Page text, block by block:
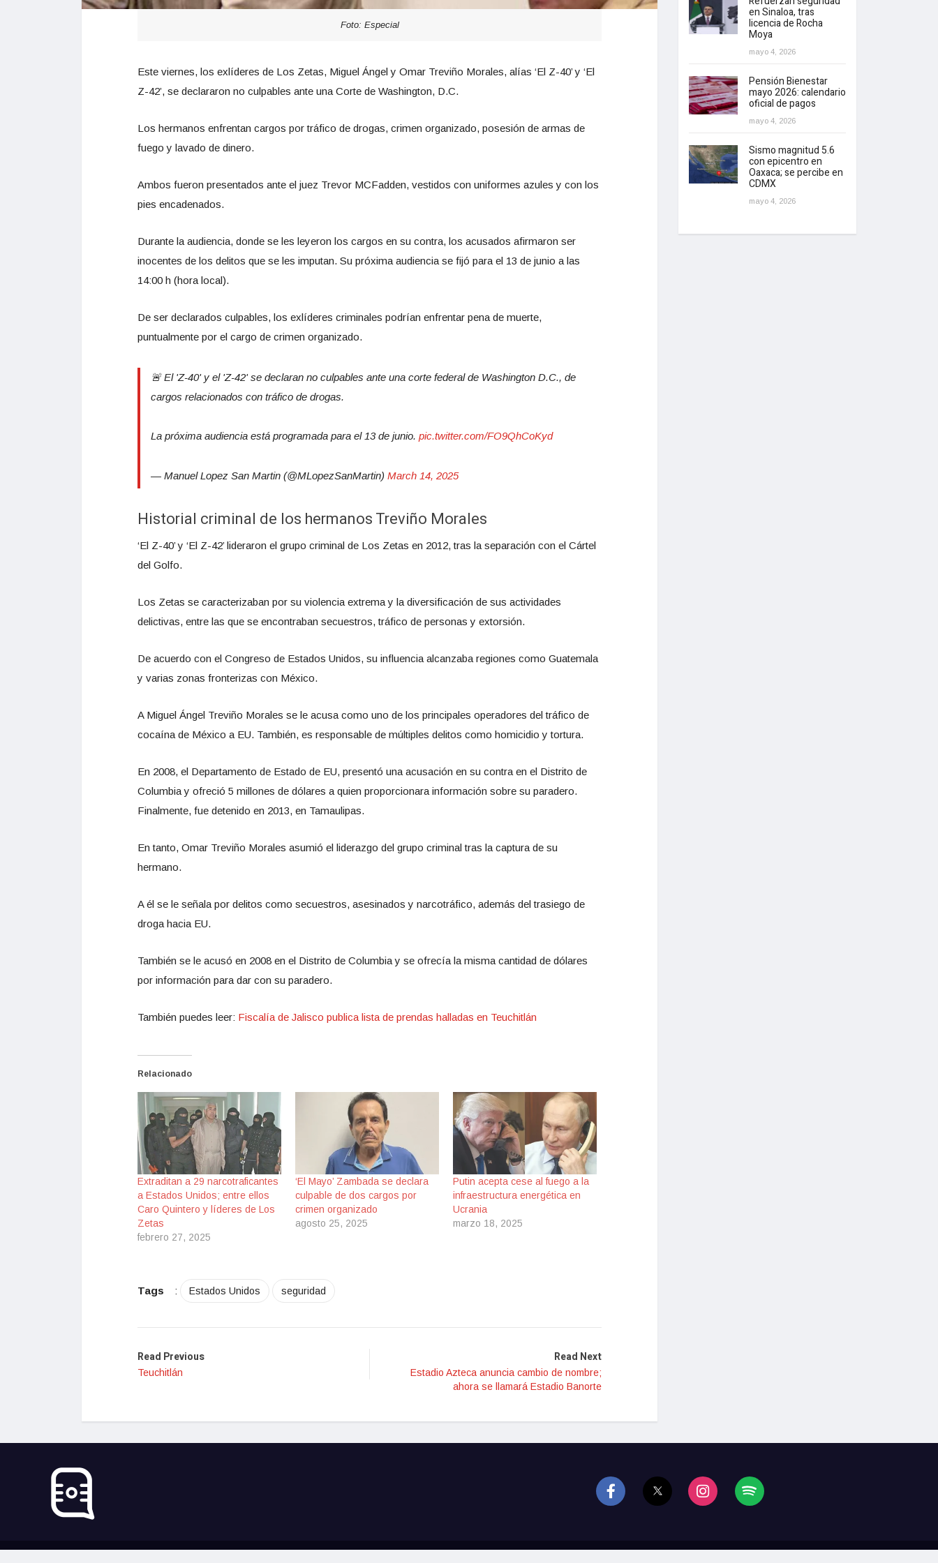
Foto: Especial
Este viernes, los exlíderes de Los Zetas, Miguel Ángel y Omar Treviño Morales, alías ‘El Z-40’ y ‘El
Z-42’, se declararon no culpables ante una Corte de Washington, D.C.
Los hermanos enfrentan cargos por tráfico de drogas, crimen organizado, posesión de armas de
fuego y lavado de dinero.
Ambos fueron presentados ante el juez Trevor MCFadden, vestidos con uniformes azules y con los
pies encadenados.
Durante la audiencia, donde se les leyeron los cargos en su contra, los acusados afirmaron ser
inocentes de los delitos que se les imputan. Su próxima audiencia se fijó para el 13 de junio a las
14:00 h (hora local).
De ser declarados culpables, los exlíderes criminales podrían enfrentar pena de muerte,
puntualmente por el cargo de crimen organizado.
🚨 El 'Z-40' y el 'Z-42' se declaran no culpables ante una corte federal de Washington D.C., de
cargos relacionados con tráfico de drogas.
La próxima audiencia está programada para el 13 de junio. pic.twitter.com/FO9QhCoKyd
— Manuel Lopez San Martin (@MLopezSanMartin) March 14, 2025
Historial criminal de los hermanos Treviño Morales
‘El Z-40’ y ‘El Z-42’ lideraron el grupo criminal de Los Zetas en 2012, tras la separación con el Cártel
del Golfo.
Los Zetas se caracterizaban por su violencia extrema y la diversificación de sus actividades
delictivas, entre las que se encontraban secuestros, tráfico de personas y extorsión.
De acuerdo con el Congreso de Estados Unidos, su influencia alcanzaba regiones como Guatemala
y varias zonas fronterizas con México.
A Miguel Ángel Treviño Morales se le acusa como uno de los principales operadores del tráfico de
cocaína de México a EU. También, es responsable de múltiples delitos como homicidio y tortura.
En 2008, el Departamento de Estado de EU, presentó una acusación en su contra en el Distrito de
Columbia y ofreció 5 millones de dólares a quien proporcionara información sobre su paradero.
Finalmente, fue detenido en 2013, en Tamaulipas.
En tanto, Omar Treviño Morales asumió el liderazgo del grupo criminal tras la captura de su
hermano.
A él se le señala por delitos como secuestros, asesinados y narcotráfico, además del trasiego de
droga hacia EU.
También se le acusó en 2008 en el Distrito de Columbia y se ofrecía la misma cantidad de dólares
por información para dar con su paradero.
También puedes leer: Fiscalía de Jalisco publica lista de prendas halladas en Teuchitlán
Relacionado
Extraditan a 29 narcotraficantes
a Estados Unidos; entre ellos
Caro Quintero y líderes de Los
Zetas
febrero 27, 2025
‘El Mayo’ Zambada se declara
culpable de dos cargos por
crimen organizado
agosto 25, 2025
Putin acepta cese al fuego a la
infraestructura energética en
Ucrania
marzo 18, 2025
Tags : Estados Unidos seguridad
Read Previous
Teuchitlán
Read Next
Estadio Azteca anuncia cambio de nombre;
ahora se llamará Estadio Banorte
en Sinaloa, tras
licencia de Rocha
Moya
mayo 4, 2026
Pensión Bienestar
mayo 2026: calendario
oficial de pagos
mayo 4, 2026
Sismo magnitud 5.6
con epicentro en
Oaxaca; se percibe en
CDMX
mayo 4, 2026